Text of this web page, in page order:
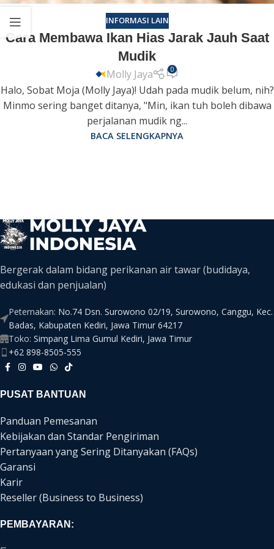
INFORMASI LAIN
Cara Membawa Ikan Hias Jarak Jauh Saat
Mudik
Molly Jaya 0
Halo, Sobat Moja (Molly Jaya)! Udah pada mudik belum, nih?
Minmo sering banget ditanya, "Min, ikan tuh boleh dibawa
perjalanan mudik ng...
BACA SELENGKAPNYA
Bergerak dalam bidang perikanan air tawar (budidaya,
edukasi dan penjualan)
Peternakan: No.74 Dsn. Surowono 02/19, Surowono, Canggu, Kec.
Badas, Kabupaten Kediri, Jawa Timur 64217
Toko: Simpang Lima Gumul Kediri, Jawa Timur
+62 898-8505-555
PUSAT BANTUAN
Panduan Pemesanan
Kebijakan dan Standar Pengiriman
Pertanyaan yang Sering Ditanyakan (FAQs)
Garansi
Karir
Reseller (Business to Business)
PEMBAYARAN: